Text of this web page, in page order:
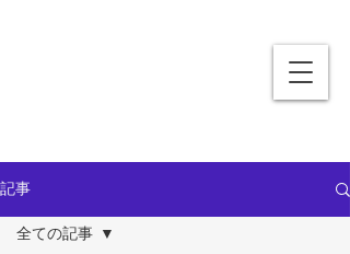
記事
全ての記事